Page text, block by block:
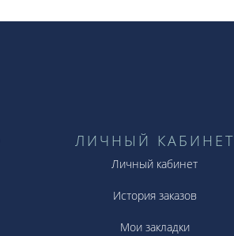
ЛИЧНЫЙ КАБИНЕТ
Личный кабинет
История заказов
Мои закладки